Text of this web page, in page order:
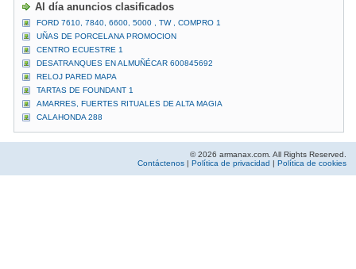
Al día anuncios clasificados
FORD 7610, 7840, 6600, 5000 , TW , COMPRO 1
UÑAS DE PORCELANA PROMOCION
CENTRO ECUESTRE 1
DESATRANQUES EN ALMUÑÉCAR 600845692
RELOJ PARED MAPA
TARTAS DE FOUNDANT 1
AMARRES, FUERTES RITUALES DE ALTA MAGIA
CALAHONDA 288
© 2026 armanax.com. All Rights Reserved.
Contáctenos | Política de privacidad | Política de cookies